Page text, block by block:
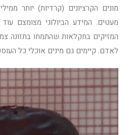
מונים הקרציונים (קרדיות) יותר
מעטים. המידע הביולוגי מצומצם עוד
המזיקים בחקלאות שהתמחו בתזונה
לאדם. קיימים גם מינים אוכלי כל